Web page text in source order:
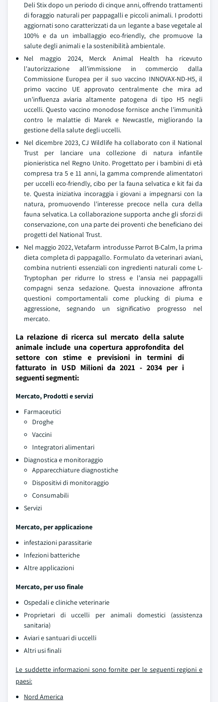
Deli Stix dopo un periodo di cinque anni, offrendo trattamenti
di foraggio naturali per pappagalli e piccoli animali. I prodotti
aggiornati sono caratterizzati da un legante a base vegetale al
100% e da un imballaggio eco-friendly, che promuove la
salute degli animali e la sostenibilità ambientale.
Nel maggio 2024, Merck Animal Health ha ricevuto
l'autorizzazione all'immissione in commercio dalla
Commissione Europea per il suo vaccino INNOVAX-ND-H5, il
primo vaccino UE approvato centralmente che mira ad
un'influenza aviaria altamente patogena di tipo H5 negli
uccelli. Questo vaccino monodose fornisce anche l'immunità
contro le malattie di Marek e Newcastle, migliorando la
gestione della salute degli uccelli.
Nel dicembre 2023, CJ Wildlife ha collaborato con il National
Trust per lanciare una collezione di natura infantile
pionieristica nel Regno Unito. Progettato per i bambini di età
compresa tra 5 e 11 anni, la gamma comprende alimentatori
per uccelli eco-friendly, cibo per la fauna selvatica e kit fai da
te. Questa iniziativa incoraggia i giovani a impegnarsi con la
natura, promuovendo l'interesse precoce nella cura della
fauna selvatica. La collaborazione supporta anche gli sforzi di
conservazione, con una parte dei proventi che beneficiano dei
progetti del National Trust.
Nel maggio 2022, Vetafarm introdusse Parrot B-Calm, la prima
dieta completa di pappagallo. Formulato da veterinari aviani,
combina nutrienti essenziali con ingredienti naturali come L-
Tryptophan per ridurre lo stress e l'ansia nei pappagalli
compagni senza sedazione. Questa innovazione affronta
questioni comportamentali come plucking di piuma e
aggressione, segnando un significativo progresso nel
mercato.
La relazione di ricerca sul mercato della salute
animale include una copertura approfondita del
settore con stime e previsioni in termini di
fatturato in USD Milioni da 2021 - 2034 per i
seguenti segmenti:
Mercato, Prodotti e servizi
Farmaceutici
Droghe
Vaccini
Integratori alimentari
Diagnostica e monitoraggio
Apparecchiature diagnostiche
Dispositivi di monitoraggio
Consumabili
Servizi
Mercato, per applicazione
infestazioni parassitarie
Infezioni batteriche
Altre applicazioni
Mercato, per uso finale
Ospedali e cliniche veterinarie
Proprietari di uccelli per animali domestici (assistenza
sanitaria)
Aviari e santuari di uccelli
Altri usi finali
Le suddette informazioni sono fornite per le seguenti regioni e
paesi:
Nord America